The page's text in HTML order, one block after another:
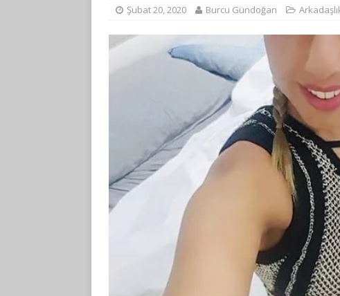
Şubat 20, 2020 Burcu Gündoğan